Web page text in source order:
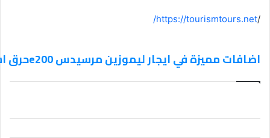
/
https://tourismtours.net/
اضافات مميزة في ايجار ليموزين مرسيدس e200حرق اسعار 01119940101